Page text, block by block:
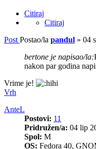
Citiraj
Citiraj
Post Postao/la pandul » 04
bertone je napisao/la:
nakon par godina
Vrime je!
Vrh
AnteL
Postovi: 11
Pridružen/a: 04 lip
Spol: M
OS: Fedora 40,